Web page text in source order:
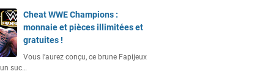
Cheat WWE Champions :
monnaie et pièces illimitées et
gratuites !
Vous l’aurez conçu, ce brune Fapijeux
suc…